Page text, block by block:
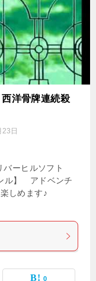
洋骨牌連続殺
日
ーヒルソフト
ル】 アドベンチ
しめます♪
0